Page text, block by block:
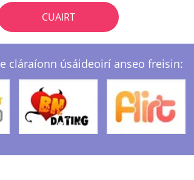
CUAIRT
cláraíonn úsáideoirí anseo freisin: